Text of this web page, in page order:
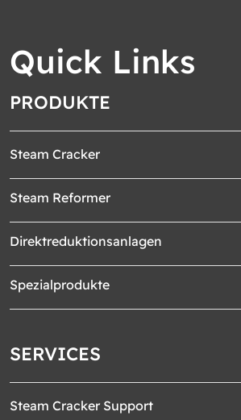
Quick Links
PRODUKTE
Steam Cracker
Steam Reformer
Direktreduktionsanlagen
Spezialprodukte
SERVICES
Steam Cracker Support